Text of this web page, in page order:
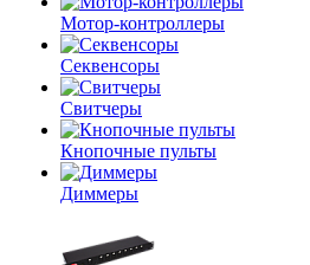
Мотор-контроллеры
Секвенсоры
Свитчеры
Кнопочные пульты
Диммеры